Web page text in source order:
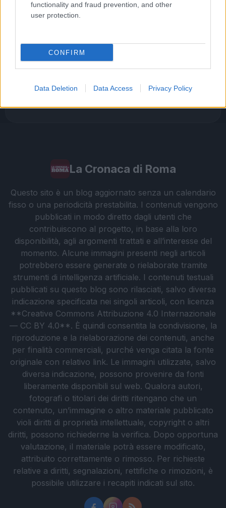
functionality and fraud prevention, and other
user protection.
CONFIRM
Data Deletion Data Access Privacy Policy
Carburanti adulterati a Roma: sicurezza
stradale a rischio tra indifferenza e
Tragedia alla Balduina: la morte del
dentista Federico Derla e la questione della
sicurezza stradale
Omicidio a Roma: un ragazzo sfregiato con
La Cronaca di Roma
Questo sito è un blog aggiornato senza un calendario
fisso o una periodicità prestabilita. I contenuti vengono
pubblicati in modo diretto dagli utenti che
contribuiscono al progetto, in base alla loro
disponibilità, agli argomenti trattati e all’interesse del
momento. Alcune immagini presenti negli articoli
potrebbero essere generate o rielaborate tramite
strumenti di intelligenza artificiale. I contenuti testuali
pubblicati su questo blog sono rilasciati, salvo diversa
indicazione specificata nei singoli articoli, con licenza
**Creative Commons Attribuzione 4.0 Internazionale
— CC BY 4.0**. È quindi consentita la condivisione, la
riproduzione e la rielaborazione dei contenuti, anche
per finalità commerciali, purché venga citata la fonte
originale con relativo link. Le immagini utilizzate, salvo
diversa indicazione, possono provenire da fonti
liberamente disponibili sul web. Qualora autori,
fotografi o titolari dei diritti ritengano che un
contenuto, un’immagine o altro materiale pubblicato
violi diritti di proprietà intellettuale, copyright o altri
diritti, possono richiederne la verifica. Dopo opportuna
valutazione, il materiale potrà essere modificato,
attribuito correttamente o rimosso. Per richieste
relative a diritti, segnalazioni, rettifiche o rimozioni, è
possibile utilizzare i recapiti indicati sul sito.